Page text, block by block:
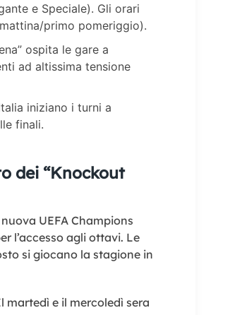
e Speciale). Gli orari
primo pomeriggio).
ospita le gare a
ad altissima tensione
iniziano i turni a
finali.
dei “Knockout
UEFA Champions
l’accesso agli ottavi. Le
si giocano la stagione in
martedì e il mercoledì sera